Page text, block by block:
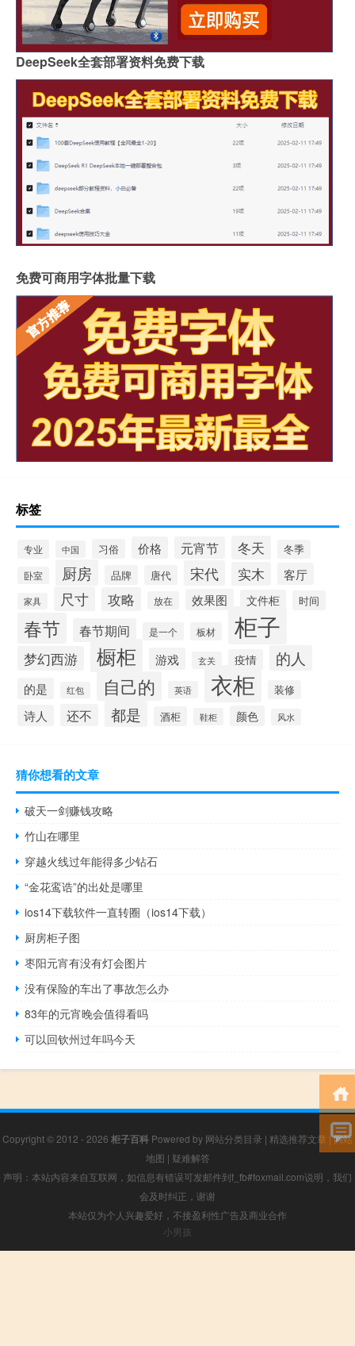
DeepSeek全套部署资料免费下载
免费可商用字体批量下载
标签
专业 中国 习俗 价格 元宵节 冬天 冬季
卧室 厨房 品牌 唐代 宋代 实木 客厅
家具 尺寸 攻略 放在 效果图 文件柜 时间
春节 春节期间 是一个 板材 柜子
梦幻西游 橱柜 游戏 玄关 疫情 的人
的是 红包 自己的 英语 衣柜 装修
诗人 还不 都是 酒柜 鞋柜 颜色 风水
猜你想看的文章
破天一剑赚钱攻略
竹山在哪里
穿越火线过年能得多少钻石
“金花鸾诰”的出处是哪里
ios14下载软件一直转圈（ios14下载）
厨房柜子图
枣阳元宵有没有灯会图片
没有保险的车出了事故怎么办
83年的元宵晚会值得看吗
可以回钦州过年吗今天
Copyright © 2012 - 2026 柜子百科 Powered by 网站分类目录 | 精选推荐文章 |网站
地图 | 疑难解答
声明：本站内容来自互联网，如信息有错误可发邮件到f_fb#foxmail.com说明，我们
会及时纠正，谢谢
本站仅为个人兴趣爱好，不接盈利性广告及商业合作
小男孩